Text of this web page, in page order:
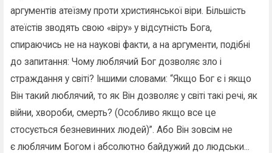
аргументів атеїзму проти християнської віри. Більшість
атеїстів зводять свою «віру» у відсутність Бога,
спираючись не на наукові факти, а на аргументи, подібні
до запитання: Чому люблячий Бог дозволяє зло і
страждання у світі? Іншими словами: “Якщо Бог є і якщо
Він такий люблячий, то як Він дозволяє у світі такі речі, як
війни, хвороби, смерть? (Особливо якщо все це
стосується безневинних людей)”. Або Він зовсім не
є люблячим Богом і абсолютно байдужий до людськи...